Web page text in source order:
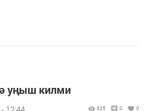
уңыш килми
625 0 0